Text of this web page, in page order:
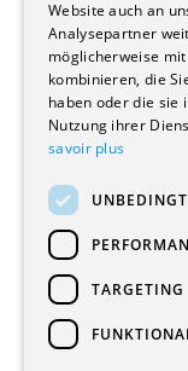
Renovierungen
Innere Umbauten
Gastgewerbe und
Schuleinrichtungen
Medizinische
Kultur - Sport -
Industrie - Handwerk
Transport und
Diverse Bauten
Website auch an
Analysepartner
möglicherweise
kombinieren, die
haben oder die sie
Nutzung ihrer
savoir plus
TARGETING